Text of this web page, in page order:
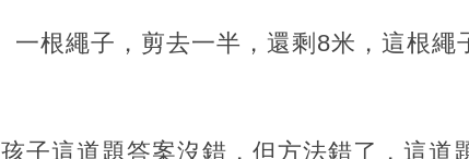
一根繩子，剪去一半，還剩8米，這根
子這道題答案沒錯，但方法錯了，這道